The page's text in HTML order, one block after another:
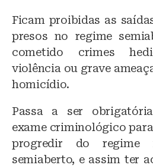
Ficam proibidas as
presos no regime
cometido crimes
violência ou grave
homicídio.
Passa a ser
exame criminológico
progredir do regime
semiaberto, e assim ter